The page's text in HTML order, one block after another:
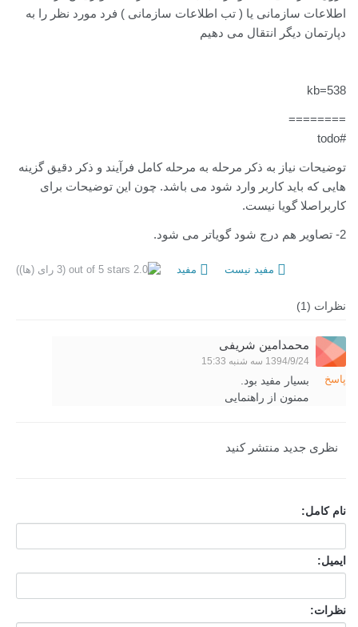
اطلاعات سازمانی یا ( تب اطلاعات سازمانی ) فرد مورد نظر را به
دپارتمان دیگر انتقال می دهیم
kb=538
========
#todo
توضیحات نیاز به ذکر مرحله به مرحله کامل فرآیند و ذکر دقیق گزینه
هایی که باید کاربر وارد شود می باشد. چون این توضیحات برای
کاربراصلا گویا نیست.
2- تصاویر هم درج شود گویاتر می شود.
(3 رای (ها)) مفید مفید نیست
نظرات (1)
پاسخ
محمدامین شریفی
1394/9/24 سه شنبه 15:33
بسیار مفید بود.
ممنون از راهنمایی
نظری جدید منتشر کنید
نام کامل:
ایمیل:
نظرات: